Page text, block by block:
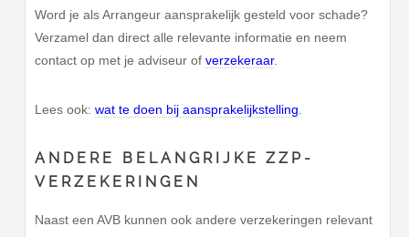
Word je als Arrangeur aansprakelijk gesteld voor schade?
Verzamel dan direct alle relevante informatie en neem
contact op met je adviseur ofverzekeraar.
Lees ook:wat te doen bij aansprakelijkstelling
ANDERE BELANGRIJKE ZZP-
VERZEKERINGEN
Naast een AVB kunnen ook andere verzekeringen relevant